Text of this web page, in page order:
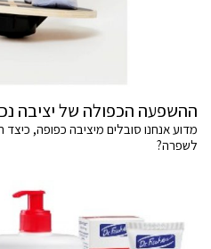
ההשפעה הכפולה של יציבה
מדוע אנחנו סובלים מיציבה כפופה,
לשפרה?